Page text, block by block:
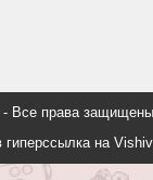
- Все права
на